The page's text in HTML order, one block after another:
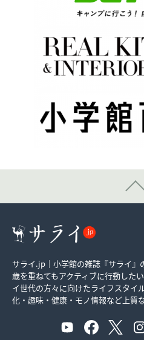
サライ.jp｜小学館の雑誌『サライ』
歳を重ねてもアクティブに行動した
イ世代の方々に向けたライフスタイ
化・趣味・健康・モノ情報など上質